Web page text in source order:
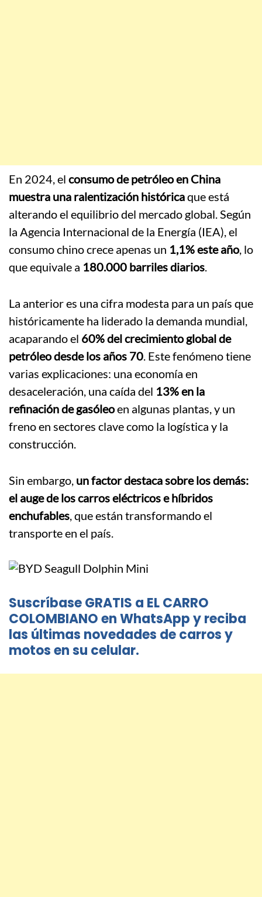
En 2024, el consumo de petróleo en China
muestra una ralentización históricaque está
alterando el equilibrio del mercado global. Según
la Agencia Internacional de la Energía (IEA), el
consumo chino crece apenas un 1,1% este año, lo
que equivale a 180.000 barriles diarios.
La anterior es una cifra modesta para un país que
históricamente ha liderado la demanda mundial,
acaparando el 60% del crecimiento global de
petróleo desde los años 70. Este fenómeno tiene
varias explicaciones: una economía en
desaceleración, una caída del 13% en la
refinación de gasóleoen algunas plantas, y un
freno en sectores clave como la logística y la
construcción.
Sin embargo, un factor destaca sobre los demás:
el auge de los carros eléctricos e híbridos
enchufables, que están transformando el
transporte en el país.
Suscríbase GRATIS a EL CARRO
COLOMBIANO en WhatsApp y reciba
las últimas novedades de carros y
motos en su celular.